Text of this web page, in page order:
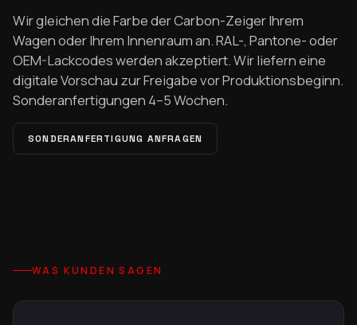
Wir gleichen die Farbe der Carbon-Zeiger Ihrem
Wagen oder Ihrem Innenraum an. RAL-, Pantone- oder
OEM-Lackcodes werden akzeptiert. Wir liefern eine
digitale Vorschau zur Freigabe vor Produktionsbeginn.
Sonderanfertigungen 4–5 Wochen.
SONDERANFERTIGUNG ANFRAGEN
WAS KUNDEN SAGEN